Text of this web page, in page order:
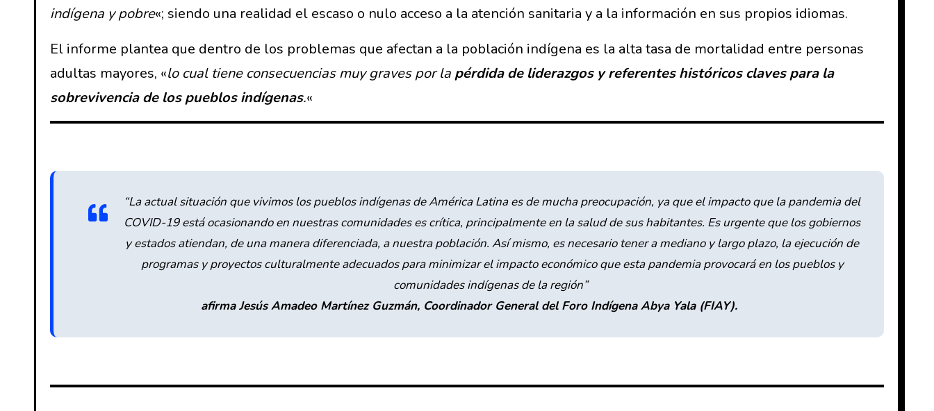
indígena y pobre«; siendo una realidad el escaso o nulo acceso a la atención sanitaria y a la información en sus propios idiomas.
El informe plantea que dentro de los problemas que afectan a la población indígena es la alta tasa de mortalidad entre personas
adultas mayores, «lo cual tiene consecuencias muy graves por la pérdida de liderazgos y referentes históricos claves para la
sobrevivencia de los pueblos indígenas.«
“La actual situación que vivimos los pueblos indígenas de América Latina es de mucha preocupación, ya que el impacto que la pandemia del
COVID-19 está ocasionando en nuestras comunidades es crítica, principalmente en la salud de sus habitantes. Es urgente que los gobiernos
y estados atiendan, de una manera diferenciada, a nuestra población. Así mismo, es necesario tener a mediano y largo plazo, la ejecución de
programas y proyectos culturalmente adecuados para minimizar el impacto económico que esta pandemia provocará en los pueblos y
comunidades indígenas de la región”
afirma Jesús Amadeo Martínez Guzmán, Coordinador General del Foro Indígena Abya Yala (FIAY).